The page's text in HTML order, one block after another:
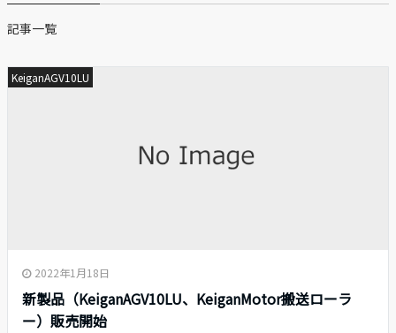
記事一覧
KeiganAGV10LU
2022年1月18日
新製品（KeiganAGV10LU、KeiganMotor搬送ローラ
ー）販売開始